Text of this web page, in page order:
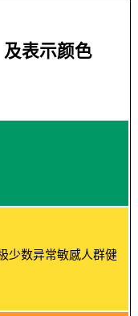
表示颜色
少数异常敏感人群健